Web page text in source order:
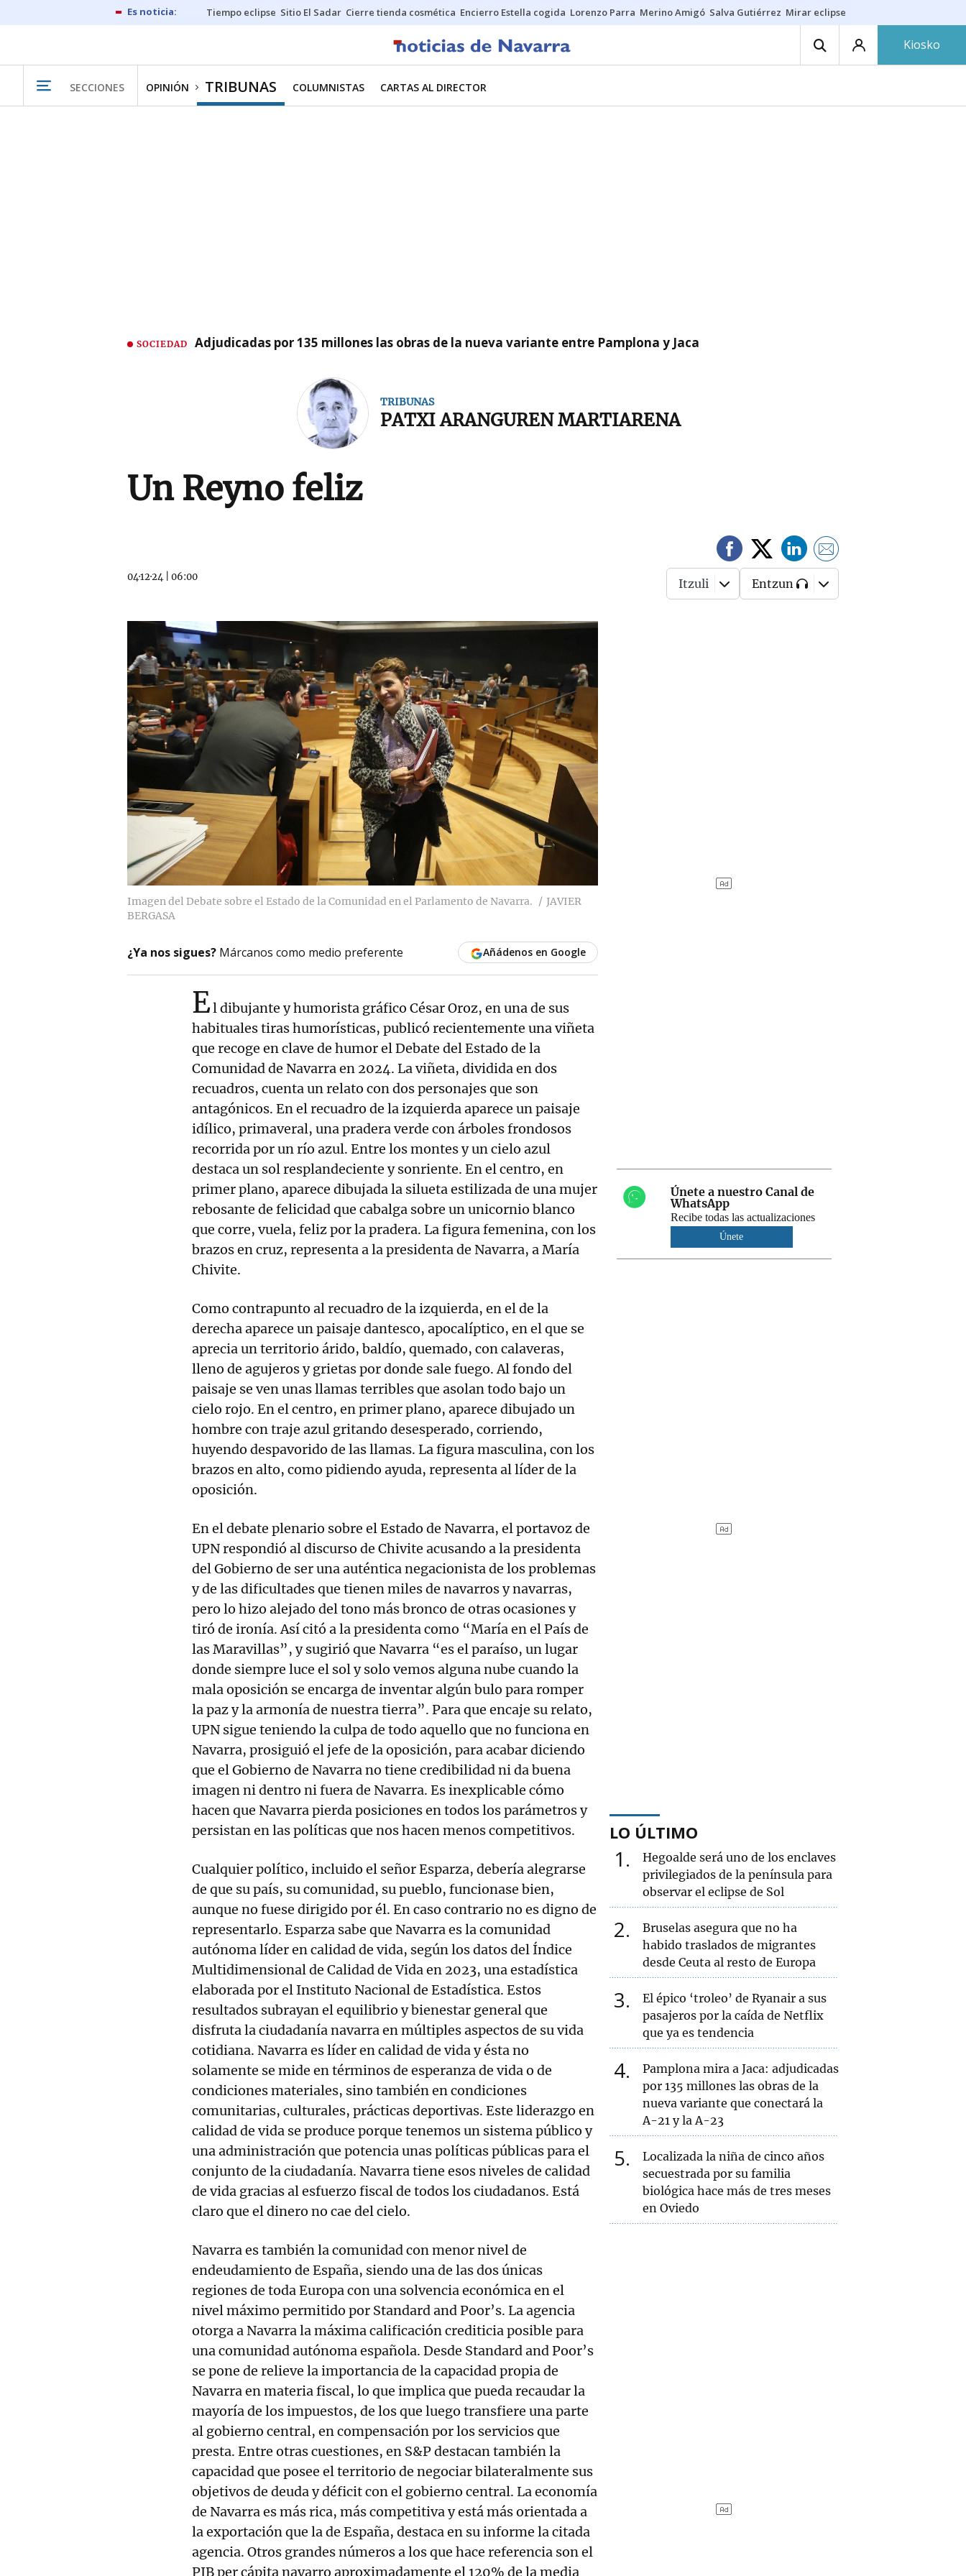
Tiempo eclipse Sitio El Sadar Cierre tienda cosmética Encierro Estella cogida Lorenzo Parra Merino Amigó Salva Gutiérrez Mirar eclipse
Kiosko
SECCIONES OPINIÓN TRIBUNAS COLUMNISTAS CARTAS AL DIRECTOR
SOCIEDAD Adjudicadas por 135 millones las obras de la nueva variante entre Pamplona y Jaca
TRIBUNAS
PATXI ARANGUREN MARTIARENA
Un Reyno feliz
04·12·24 06:00 Itzuli Entzun
Imagen del Debate sobre el Estado de la Comunidad en el Parlamento de Navarra.
JAVIER
BERGASA
¿Ya nos sigues? Márcanos como medio preferente Añádenos en Google
El dibujante y humorista gráfico César Oroz, en una de sus
habituales tiras humorísticas, publicó recientemente una viñeta
que recoge en clave de humor el Debate del Estado de la
Comunidad de Navarra en 2024. La viñeta, dividida en dos
recuadros, cuenta un relato con dos personajes que son
antagónicos. En el recuadro de la izquierda aparece un paisaje
idílico, primaveral, una pradera verde con árboles frondosos
recorrida por un río azul. Entre los montes y un cielo azul
destaca un sol resplandeciente y sonriente. En el centro, en
primer plano, aparece dibujada la silueta estilizada de una mujer
rebosante de felicidad que cabalga sobre un unicornio blanco
que corre, vuela, feliz por la pradera. La figura femenina, con los
brazos en cruz, representa a la presidenta de Navarra, a María
Chivite.
Como contrapunto al recuadro de la izquierda, en el de la
derecha aparece un paisaje dantesco, apocalíptico, en el que se
aprecia un territorio árido, baldío, quemado, con calaveras,
lleno de agujeros y grietas por donde sale fuego. Al fondo del
paisaje se ven unas llamas terribles que asolan todo bajo un
cielo rojo. En el centro, en primer plano, aparece dibujado un
hombre con traje azul gritando desesperado, corriendo,
huyendo despavorido de las llamas. La figura masculina, con los
brazos en alto, como pidiendo ayuda, representa al líder de la
oposición.
En el debate plenario sobre el Estado de Navarra, el portavoz de
UPN respondió al discurso de Chivite acusando a la presidenta
del Gobierno de ser una auténtica negacionista de los problemas
y de las dificultades que tienen miles de navarros y navarras,
pero lo hizo alejado del tono más bronco de otras ocasiones y
tiró de ironía. Así citó a la presidenta como “María en el País de
las Maravillas”, y sugirió que Navarra “es el paraíso, un lugar
donde siempre luce el sol y solo vemos alguna nube cuando la
mala oposición se encarga de inventar algún bulo para romper
la paz y la armonía de nuestra tierra”. Para que encaje su relato,
UPN sigue teniendo la culpa de todo aquello que no funciona en
Navarra, prosiguió el jefe de la oposición, para acabar diciendo
que el Gobierno de Navarra no tiene credibilidad ni da buena
imagen ni dentro ni fuera de Navarra. Es inexplicable cómo
hacen que Navarra pierda posiciones en todos los parámetros y
persistan en las políticas que nos hacen menos competitivos.
Cualquier político, incluido el señor Esparza, debería alegrarse
de que su país, su comunidad, su pueblo, funcionase bien,
aunque no fuese dirigido por él. En caso contrario no es digno de
representarlo. Esparza sabe que Navarra es la comunidad
autónoma líder en calidad de vida, según los datos del Índice
Multidimensional de Calidad de Vida en 2023, una estadística
elaborada por el Instituto Nacional de Estadística. Estos
resultados subrayan el equilibrio y bienestar general que
disfruta la ciudadanía navarra en múltiples aspectos de su vida
cotidiana. Navarra es líder en calidad de vida y ésta no
solamente se mide en términos de esperanza de vida o de
condiciones materiales, sino también en condiciones
comunitarias, culturales, prácticas deportivas. Este liderazgo en
calidad de vida se produce porque tenemos un sistema público y
una administración que potencia unas políticas públicas para el
conjunto de la ciudadanía. Navarra tiene esos niveles de calidad
de vida gracias al esfuerzo fiscal de todos los ciudadanos. Está
claro que el dinero no cae del cielo.
Navarra es también la comunidad con menor nivel de
endeudamiento de España, siendo una de las dos únicas
regiones de toda Europa con una solvencia económica en el
nivel máximo permitido por Standard and Poor’s. La agencia
otorga a Navarra la máxima calificación crediticia posible para
una comunidad autónoma española. Desde Standard and Poor’s
se pone de relieve la importancia de la capacidad propia de
Navarra en materia fiscal, lo que implica que pueda recaudar la
mayoría de los impuestos, de los que luego transfiere una parte
al gobierno central, en compensación por los servicios que
presta. Entre otras cuestiones, en S&P destacan también la
capacidad que posee el territorio de negociar bilateralmente sus
objetivos de deuda y déficit con el gobierno central. La economía
de Navarra es más rica, más competitiva y está más orientada a
la exportación que la de España, destaca en su informe la citada
agencia. Otros grandes números a los que hace referencia son el
PIB per cápita navarro aproximadamente el 120% de la media
Únete a nuestro Canal de
WhatsApp
Recibe todas las actualizaciones
Únete
LO ÚLTIMO
1
Hegoalde será uno de los enclaves
privilegiados de la península para
observar el eclipse de Sol
2
Bruselas asegura que no ha
habido traslados de migrantes
desde Ceuta al resto de Europa
3
El épico ‘troleo’ de Ryanair a sus
pasajeros por la caída de Netflix
que ya es tendencia
4
Pamplona mira a Jaca: adjudicadas
por 135 millones las obras de la
nueva variante que conectará la
A-21 y la A-23
5
Localizada la niña de cinco años
secuestrada por su familia
biológica hace más de tres meses
en Oviedo